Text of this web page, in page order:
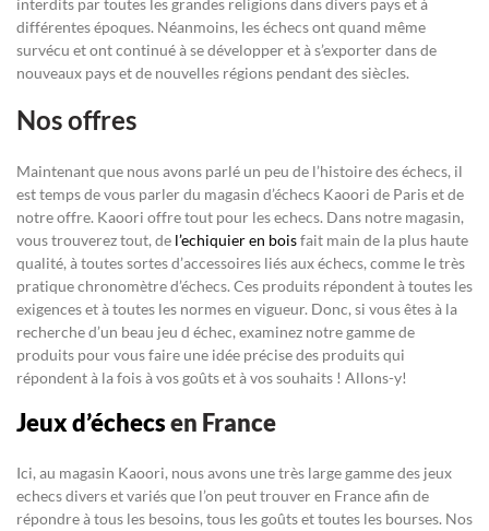
interdits par toutes les grandes religions dans divers pays et à
différentes époques. Néanmoins, les échecs ont quand même
survécu et ont continué à se développer et à s’exporter dans de
nouveaux pays et de nouvelles régions pendant des siècles.
Nos offres
Maintenant que nous avons parlé un peu de l’histoire des échecs, il
est temps de vous parler du magasin d’échecs Kaoori de Paris et de
notre offre. Kaoori offre tout pour les echecs. Dans notre magasin,
vous trouverez tout, de l’echiquier en boisfait main de la plus haute
qualité, à toutes sortes d’accessoires liés aux échecs, comme le très
pratique chronomètre d’échecs. Ces produits répondent à toutes les
exigences et à toutes les normes en vigueur. Donc, si vous êtes à la
recherche d’un beau jeu d échec, examinez notre gamme de
produits pour vous faire une idée précise des produits qui
répondent à la fois à vos goûts et à vos souhaits ! Allons-y!
Jeux d’échecsen France
Ici, au magasin Kaoori, nous avons une très large gamme des jeux
echecs divers et variés que l’on peut trouver en France afin de
répondre à tous les besoins, tous les goûts et toutes les bourses. Nos